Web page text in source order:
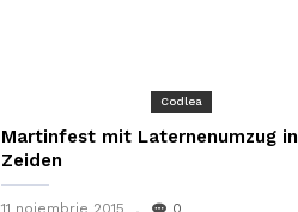
Codlea
Martinfest mit Laternenumzug in
Zeiden
11 noiembrie 2015 0